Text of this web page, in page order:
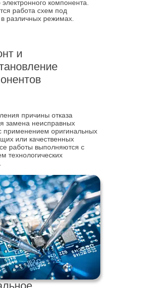
электронного компонента.
работа схем под
в различных режимах.
и
причины отказа
замена неисправных
применением оригинальных
или качественных
работы выполняются с
технологических